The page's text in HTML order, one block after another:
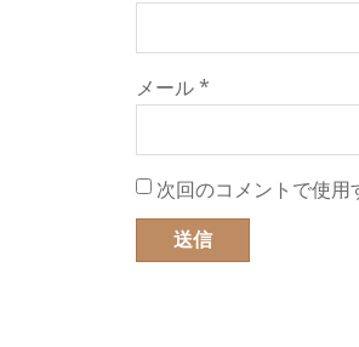
メール*
次回のコメントで使用